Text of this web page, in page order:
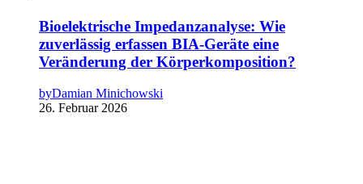
Bioelektrische Impedanzanalyse: Wie
zuverlässig erfassen BIA-Geräte eine
Veränderung der Körperkomposition?
byDamian Minichowski
26. Februar 2026